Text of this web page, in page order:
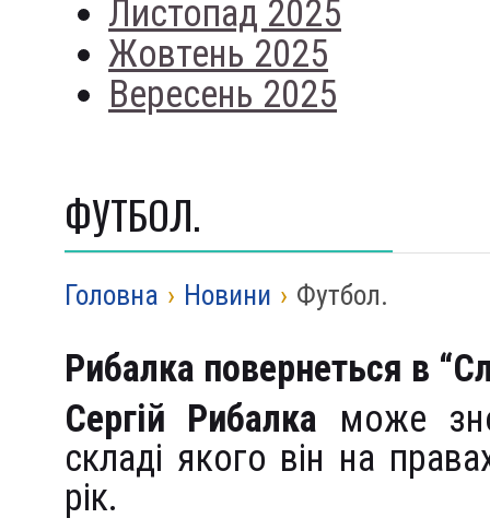
Листопад 2025
Жовтень 2025
Вересень 2025
ФУТБОЛ.
Головна › Новини › Футбол.
Рибалка повернеться в
Сергій Рибалка може
складі якого він на
рік.